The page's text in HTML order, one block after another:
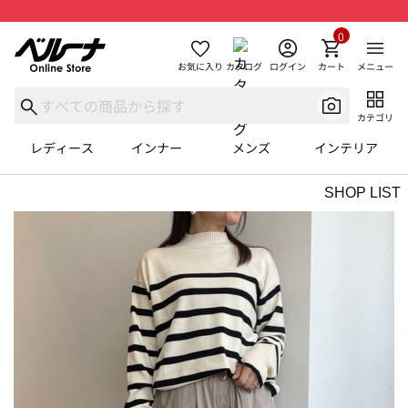
お気に入り カタログ ログイン カート
0
メニュー
カテゴリ
レディース インナー メンズ インテリア
SHOP LIST